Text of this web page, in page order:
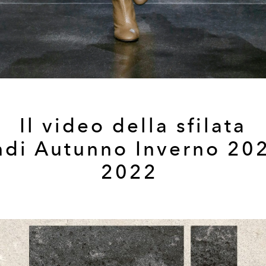
Il video della sfilata
Autunno Inverno
2022